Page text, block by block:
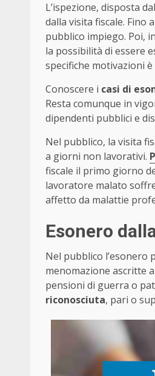
L’ispezione, disposta
dalla visita fiscale.
pubblico impiego. Poi,
la possibilità di essere
specifiche motivazioni
Conoscere i casi di
Resta comunque in
dipendenti pubblici e
Nel pubblico, la visita
a giorni non lavorativi.
fiscale il primo giorno
lavoratore malato
affetto da malattie
Esonero
Nel pubblico l’esonero
menomazione ascritte
pensioni di guerra o
riconosciuta, pari o